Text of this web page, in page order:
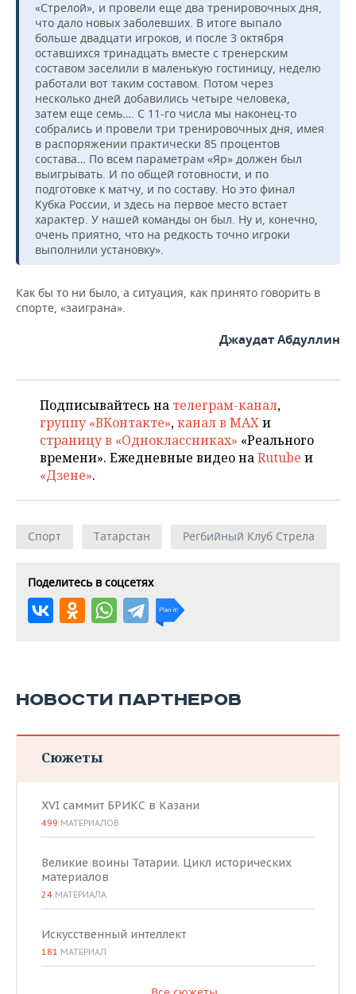
«Стрелой», и провели еще два тренировочных дня,
что дало новых заболевших. В итоге выпало
больше двадцати игроков, и после 3 октября
оставшихся тринадцать вместе с тренерским
составом заселили в маленькую гостиницу, неделю
работали вот таким составом. Потом через
несколько дней добавились четыре человека,
затем еще семь…. С 11-го числа мы наконец-то
собрались и провели три тренировочных дня, имея
в распоряжении практически 85 процентов
состава… По всем параметрам «Яр» должен был
выигрывать. И по общей готовности, и по
подготовке к матчу, и по составу. Но это финал
Кубка России, и здесь на первое место встает
характер. У нашей команды он был. Ну и, конечно,
очень приятно, что на редкость точно игроки
выполнили установку».
Как бы то ни было, а ситуация, как принято говорить в
спорте, «заиграна».
Джаудат Абдуллин
Подписывайтесь на телеграм-канал,
группу «ВКонтакте»,канал в MAXи
страницу в «Одноклассниках» «Реального
времени». Ежедневные видео наRutube и
«Дзене».
Спорт Татарстан Регбийный Клуб Стрела
Поделитесь в соцсетях
НОВОСТИ ПАРТНЕРОВ
Сюжеты
XVI саммит БРИКС в Казани
499 МАТЕРИАЛОВ
Великие воины Татарии. Цикл исторических
материалов
24 МАТЕРИАЛА
Искусственный интеллект
181 МАТЕРИАЛ